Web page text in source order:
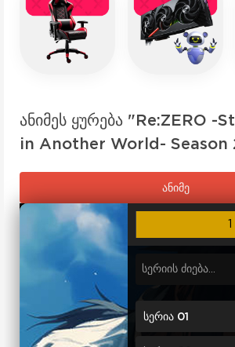
ანიმეს ყურება "Re:ZERO -
in Another World- Season
ანიმე
1
სერია 01